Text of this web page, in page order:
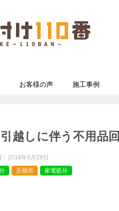
お客様の声 施工事例
越しに伴う不用品
2018年9月29日
京都市 家電処分